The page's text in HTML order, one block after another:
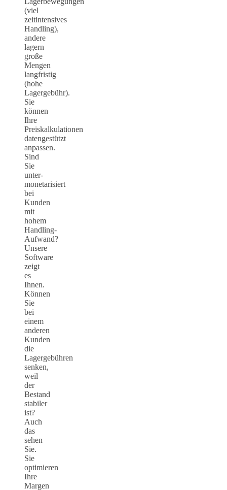
(viel
zeitintensives
Handling),
andere
lagern
große
Mengen
langfristig
(hohe
Lagergebühr).
Sie
können
Ihre
Preiskalkulationen
datengestützt
anpassen.
Sind
Sie
unter-
monetarisiert
bei
Kunden
mit
hohem
Handling-
Aufwand?
Unsere
Software
zeigt
es
Ihnen.
Können
Sie
bei
einem
anderen
Kunden
die
Lagergebühren
senken,
weil
der
Bestand
stabiler
ist?
Auch
das
sehen
Sie.
Sie
optimieren
Ihre
Margen